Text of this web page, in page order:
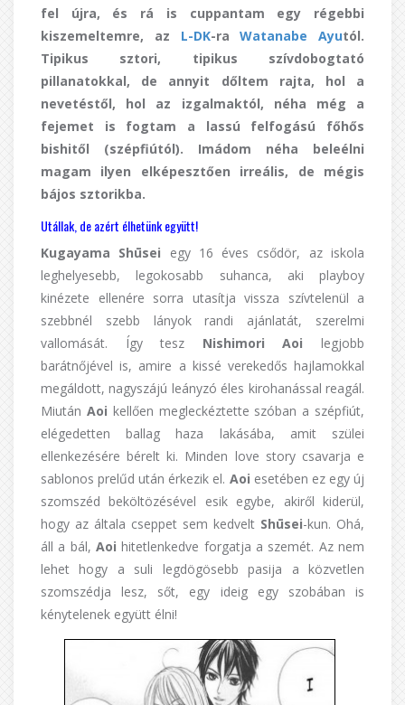
fel újra, és rá is cuppantam egy régebbi
kiszemeltemre, az L-DK-raWatanabe Ayutól.
Tipikus sztori, tipikus szívdobogtató
pillanatokkal, de annyit dőltem rajta, hol a
nevetéstől, hol az izgalmaktól, néha még a
fejemet is fogtam a lassú felfogású főhős
bishitől (szépfiútól). Imádom néha beleélni
magam ilyen elképesztően irreális, de mégis
bájos sztorikba.
Utállak, de azért élhetünk együtt!
Kugayama Shūsei egy 16 éves csődör, az iskola
leghelyesebb, legokosabb suhanca, aki playboy
kinézete ellenére sorra utasítja vissza szívtelenül a
szebbnél szebb lányok randi ajánlatát, szerelmi
vallomását. Így tesz Nishimori Aoi legjobb
barátnőjével is, amire a kissé verekedős hajlamokkal
megáldott, nagyszájú leányzó éles kirohanással reagál.
Miután Aoi kellően megleckéztette szóban a szépfiút,
elégedetten ballag haza lakásába, amit szülei
ellenkezésére bérelt ki. Minden love story csavarja e
sablonos prelűd után érkezik el. Aoi esetében ez egy új
szomszéd beköltözésével esik egybe, akiről kiderül,
hogy az általa cseppet sem kedvelt Shūsei-kun. Ohá,
áll a bál, Aoi hitetlenkedve forgatja a szemét. Az nem
lehet hogy a suli legdögösebb pasija a közvetlen
szomszédja lesz, sőt, egy ideig egy szobában is
kénytelenek együtt élni!